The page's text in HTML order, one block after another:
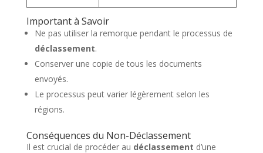
Important à Savoir
Ne pas utiliser la remorque pendant le processus de
déclassement.
Conserver une copie de tous les documents
envoyés.
Le processus peut varier légèrement selon les
régions.
Conséquences du Non-Déclassement
Il est crucial de procéder au déclassement d’une